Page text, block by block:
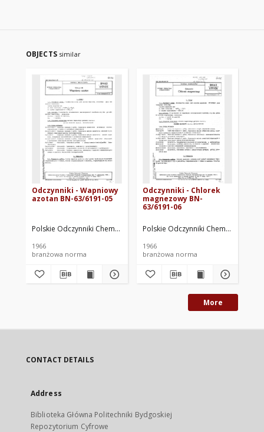
OBJECTS similar
Odczynniki - Wapniowy
azotan BN-63/6191-05
Polskie Odczynniki Chemiczne. Oprac.
1966
branżowa norma
Odczynniki - Chlorek
magnezowy BN-
63/6191-06
Polskie Odczynniki Chemiczne.
1966
branżowa norma
More
CONTACT DETAILS
Address
Biblioteka Główna Politechniki Bydgoskiej
Repozytorium Cyfrowe